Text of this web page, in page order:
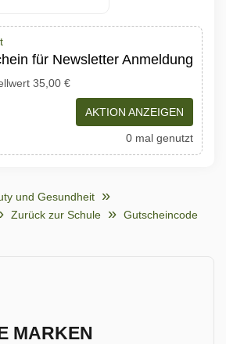
für Newsletter Anmeldung
35,00 €
AKTION ANZEIGEN
0 mal genutzt
und Gesundheit
Zurück zur Schule
Gutscheincode
MARKEN